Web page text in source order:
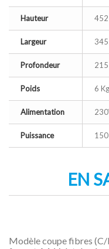
Hauteur 452
Largeur
Profondeur
Poids 6 Kg
Alimentation
Puissance 150
EN
Modèle coupe fibres (C/